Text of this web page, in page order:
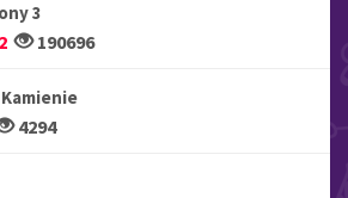
3
190696
4294